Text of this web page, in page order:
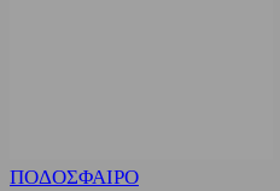
ΠΟΔΟΣΦΑΙΡΟ